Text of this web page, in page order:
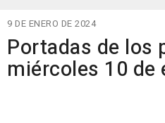
9 DE ENERO DE 2024
Portadas de los
miércoles 10 de